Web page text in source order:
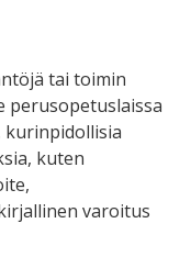
tai toimin
perusopetuslaissa
kuten
varoitus